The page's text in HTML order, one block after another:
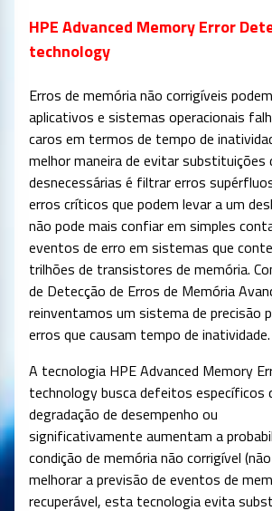
HPE Advanced Memory Error
technology
Erros de memória não corrigíveis
aplicativos e sistemas operacionais
caros em termos de tempo de
melhor maneira de evitar substituições
desnecessárias é filtrar erros
erros críticos que podem levar a um
não pode mais confiar em simples
eventos de erro em sistemas que
trilhões de transistores de memória.
de Detecção de Erros de Memória
reinventamos um sistema de precisão
erros que causam tempo de inatividade.
A tecnologia HPE Advanced Memory
technology busca defeitos específicos
degradação de desempenho ou
significativamente aumentam a
condição de memória não corrigível
melhorar a previsão de eventos de
recuperável, esta tecnologia evita